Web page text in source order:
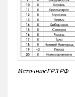
Источник:ЕРЗ.РФ